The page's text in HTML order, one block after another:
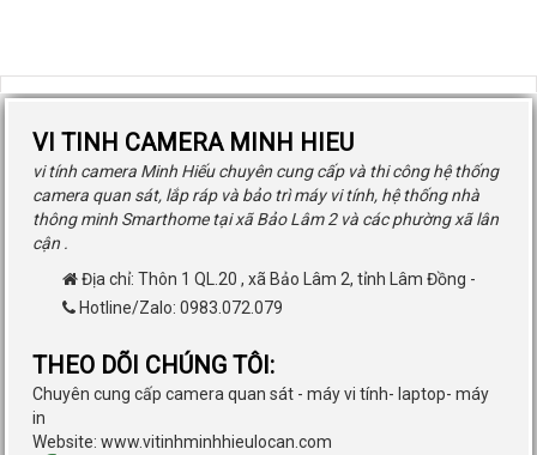
VI TINH CAMERA MINH HIEU
vi tính camera Minh Hiếu chuyên cung cấp và thi công hệ thống
camera quan sát, lắp ráp và bảo trì máy vi tính, hệ thống nhà
thông minh Smarthome tại xã Bảo Lâm 2 và các phường xã lân
cận .
Địa chỉ: Thôn 1 QL.20 , xã Bảo Lâm 2, tỉnh Lâm Đồng -
Hotline/Zalo: 0983.072.079
THEO DÕI CHÚNG TÔI:
Chuyên cung cấp camera quan sát - máy vi tính- laptop- máy
in
Website: www.vitinhminhhieulocan.com